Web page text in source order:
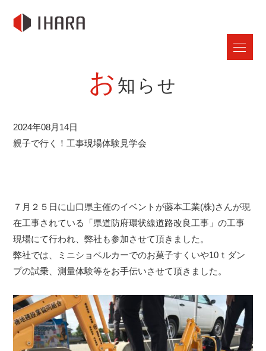
お 知らせ
2024年08月14日
親子で行く！工事現場体験見学会
７月２５日に山口県主催のイベントが藤本工業(株)さんが現
在工事されている「県道防府環状線道路改良工事」の工事
現場にて行われ、弊社も参加させて頂きました。
弊社では、ミニショベルカーでのお菓子すくいや10ｔダン
プの試乗、測量体験等をお手伝いさせて頂きました。